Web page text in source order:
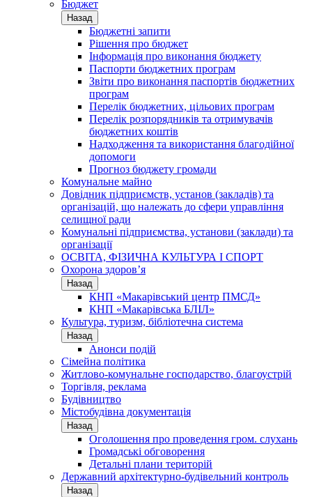
Бюджет
Назад
Бюджетні запити
Рішення про бюджет
Інформація про виконання бюджету
Паспорти бюджетних програм
Звіти про виконання паспортів бюджетних
програм
Перелік бюджетних, цільових програм
Перелік розпорядників та отримувачів
бюджетних коштів
Надходження та використання благодійної
допомоги
Прогноз бюджету громади
Комунальне майно
Довідник підприємств, установ (закладів) та
організацій, що належать до сфери управління
селищної ради
Комунальні підприємства, установи (заклади) та
організації
ОСВІТА, ФІЗИЧНА КУЛЬТУРА І СПОРТ
Охорона здоров’я
Назад
КНП «Макарівський центр ПМСД»
КНП «Макарівська БЛІЛ»
Культура, туризм, бібліотечна система
Назад
Анонси подій
Сімейна політика
Житлово-комунальне господарство, благоустрій
Торгівля, реклама
Будівництво
Містобудівна документація
Назад
Оголошення про проведення гром. слухань
Громадські обговорення
Детальні плани територій
Державний архітектурно-будівельний контроль
Назад